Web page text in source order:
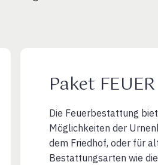
Paket FEUER
Die Feuerbestattung
Möglichkeiten der
dem Friedhof, oder für
Bestattungsarten wie